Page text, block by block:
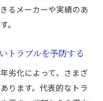
るメーカーや実績のあ
。
トラブルを予防する
劣化によって、さまざ
ります。代表的なトラ